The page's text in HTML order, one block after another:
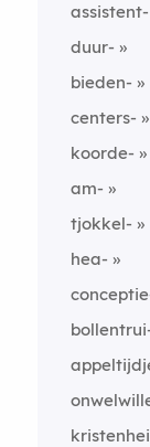
assistent-
duur-
bieden-
centers-
koorde-
am-
tjokkel-
hea-